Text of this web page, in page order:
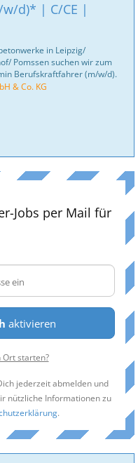
w/d)* | C/CE |
in Leipzig/
Pomssen suchen wir zum
Berufskraftfahrer (m/w/d).
& Co. KG
Jobs per Mail für
aktivieren
Ort starten?
jederzeit abmelden und
nützliche Informationen zu
.